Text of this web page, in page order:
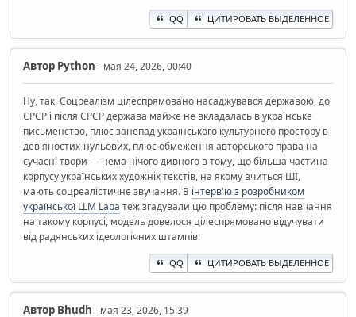
QQ ЦИТИРОВАТЬ ВЫДЕЛЕННОЕ
Автор Python - мая 24, 2026, 00:40
Ну, так. Соцреалізм цілеспрямовано насаджувався державою, до
СРСР і після СРСР держава майже не вкладалась в українське
письменство, плюс занепад українського культурного простору в
дев'яностих-нульових, плюс обмеження авторського права на
сучасні твори — нема нічого дивного в тому, що більша частина
корпусу українських художніх текстів, на якому вчиться ШІ,
мають соцреалістичне звучання. В інтерв'ю з розробником
української LLM Lapa теж згадували цю проблему: після навчання
на такому корпусі, модель довелося цілеспрямовано відучувати
від радянських ідеологічних штампів.
QQ ЦИТИРОВАТЬ ВЫДЕЛЕННОЕ
Автор Bhudh - мая 23, 2026, 15:39